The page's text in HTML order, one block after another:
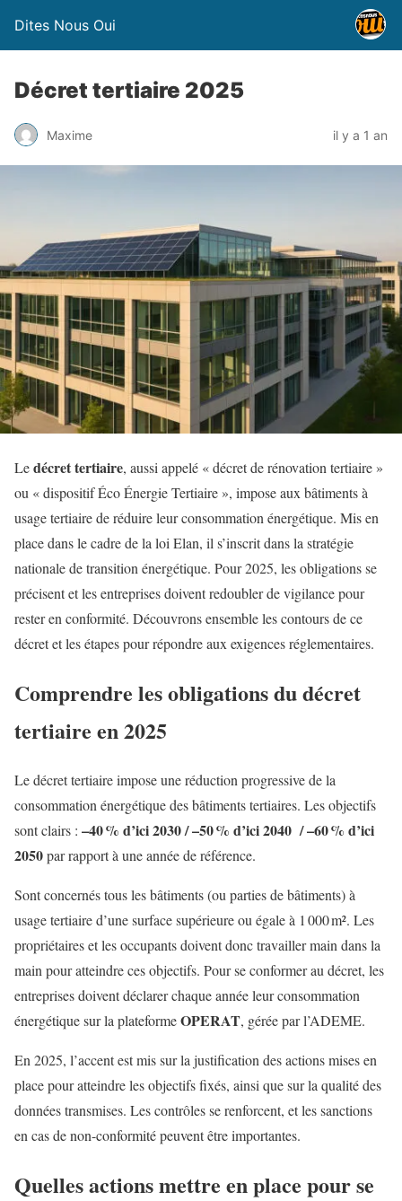
Dites Nous Oui
Décret tertiaire 2025
Maxime il y a 1 an
Ledécret tertiaire, aussi appelé « décret de rénovation tertiaire »
ou « dispositif Éco Énergie Tertiaire », impose aux bâtiments à
usage tertiaire de réduire leur consommation énergétique. Mis en
place dans le cadre de la loi Elan, il s’inscrit dans la stratégie
nationale de transition énergétique. Pour 2025, les obligations se
précisent et les entreprises doivent redoubler de vigilance pour
rester en conformité. Découvrons ensemble les contours de ce
décret et les étapes pour répondre aux exigences réglementaires.
Comprendre les obligations du décret
tertiaire en 2025
Le décret tertiaire impose une réduction progressive de la
consommation énergétique des bâtiments tertiaires. Les objectifs
sont clairs : –40 % d’ici 2030 /–50 % d’ici 2040 /–60 % d’ici
2050par rapport à une année de référence.
Sont concernés tous les bâtiments (ou parties de bâtiments) à
usage tertiaire d’une surface supérieure ou égale à 1 000 m². Les
propriétaires et les occupants doivent donc travailler main dans la
main pour atteindre ces objectifs. Pour se conformer au décret, les
entreprises doivent déclarer chaque année leur consommation
énergétique sur la plateformeOPERAT, gérée par l’ADEME.
En 2025, l’accent est mis sur la justification des actions mises en
place pour atteindre les objectifs fixés, ainsi que sur la qualité des
données transmises. Les contrôles se renforcent, et les sanctions
en cas de non-conformité peuvent être importantes.
Quelles actions mettre en place pour se